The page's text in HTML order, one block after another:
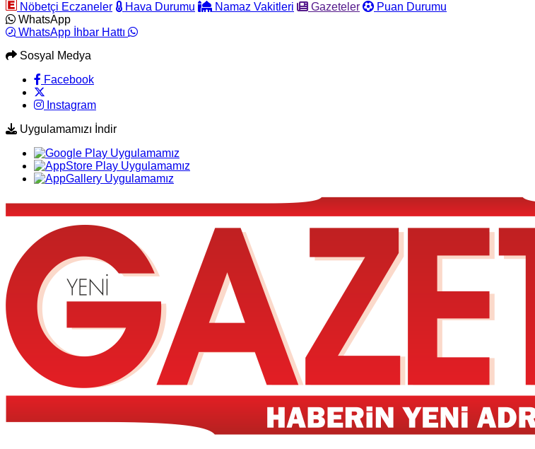
Nöbetçi Eczaneler
Hava Durumu Namaz Vakitleri Gazeteler
Puan Durumu
WhatsApp
WhatsApp İhbar Hattı
Sosyal Medya
Facebook
Instagram
Uygulamamızı İndir